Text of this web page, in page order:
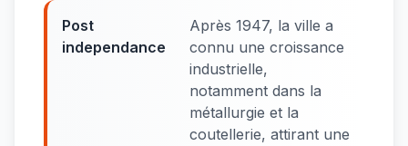
Post
independance
Après 1947, la ville a
connu une croissance
industrielle,
notamment dans la
métallurgie et la
coutellerie, attirant une